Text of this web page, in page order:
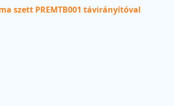
szett PREMTB001 távirányítóval